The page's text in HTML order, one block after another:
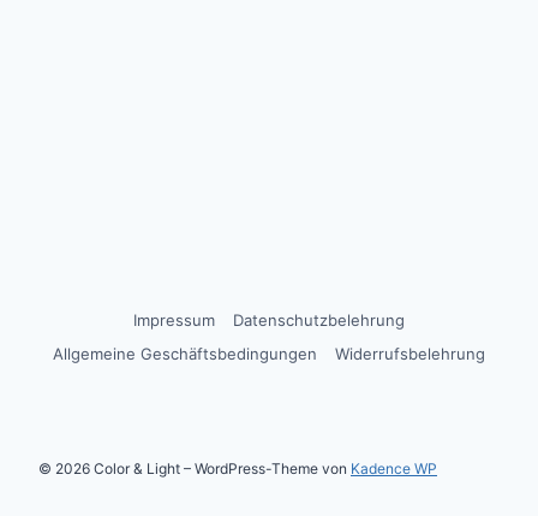
Impressum
Datenschutzbelehrung
Allgemeine Geschäftsbedingungen
Widerrufsbelehrung
© 2026 Color & Light – WordPress-Theme von Kadence WP